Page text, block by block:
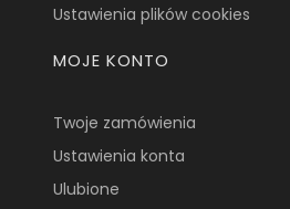
Ustawienia plików cookies
MOJE KONTO
Twoje zamówienia
Ustawienia konta
Ulubione